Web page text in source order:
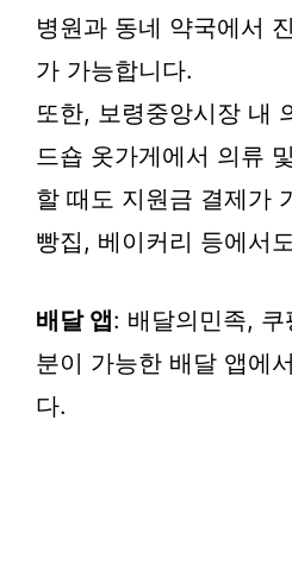
병원과 동네 약국에서
가 가능합니다.
또한, 보령중앙시장 내
드숍 옷가게에서 의류
할 때도 지원금 결제가
빵집, 베이커리 등에서
배달 앱: 배달의민족,
분이 가능한 배달 앱에
다.